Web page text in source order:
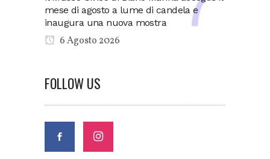
mese di agosto a lume di candela e
inaugura una nuova mostra
6 Agosto 2026
FOLLOW US